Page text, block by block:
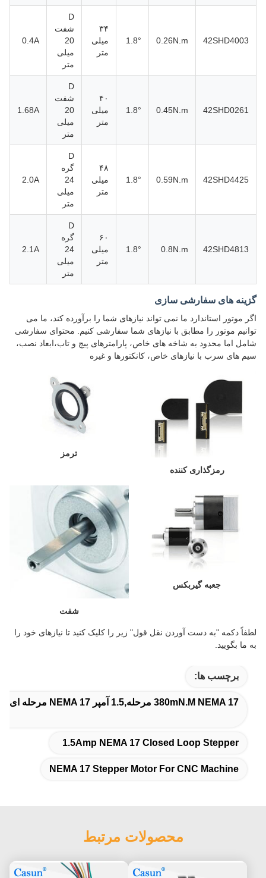
42SHD4003
0.26N.m
1.8°
۳۴
میلی
متر
D
شفت
20
میلی
متر
0.4A
42SHD0261
0.45N.m
1.8°
۴۰
میلی
متر
D
شفت
20
میلی
متر
1.68A
42SHD4425
0.59N.m
1.8°
۴۸
میلی
متر
D
گره
24
میلی
متر
2.0A
42SHD4813
0.8N.m
1.8°
۶۰
میلی
متر
D
گره
24
میلی
متر
2.1A
گزینه های سفارشی سازی
اگر موتور استاندارد ما نمی تواند نیازهای شما را برآورده کند، ما می
توانیم موتور را مطابق با نیازهای شما سفارشی کنیم. محتوای سفارشی
شامل اما محدود به شاخه های خاص، پارامترهای پیچ و تاب،ابعاد نصب،
سیم های سرب با نیازهای خاص، کانکتورها و غیره
رمزگذاری کننده
ترمز
جعبه گیربکس
شفت
لطفاً دکمه "به دست آوردن نقل قول" زیر را کلیک کنید تا نیازهای خود را
به ما بگویید.
برچسب ها:
380mN.M NEMA 17 مرحله,1.5 آمپر NEMA 17 مرحله ای حلقه بسته,NEMA 17 موتور مرحله ای برای ماشین CNC
1.5Amp NEMA 17 Closed Loop Stepper
NEMA 17 Stepper Motor For CNC Machine
محصولات مرتبط